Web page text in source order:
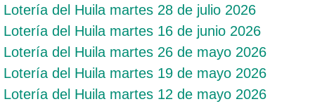
Lotería del Huila martes 28 de julio 2026
Lotería del Huila martes 16 de junio 2026
Lotería del Huila martes 26 de mayo 2026
Lotería del Huila martes 19 de mayo 2026
Lotería del Huila martes 12 de mayo 2026